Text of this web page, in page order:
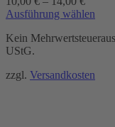
Ausführung wählen
auf.
Kein
UStG.
zzgl. Versandkosten